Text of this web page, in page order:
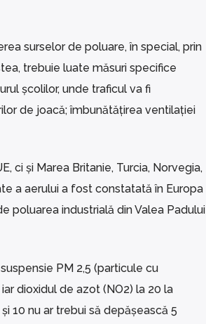
surselor de poluare, în special, prin
trebuie luate măsuri specifice
școlilor, unde traficul va fi
de joacă; îmbunătățirea ventilației
ci și Marea Britanie, Turcia, Norvegia,
a aerului a fost constatată în Europa
poluarea industrială din Valea Padului
PM 2,5 (particule cu
dioxidul de azot (NO2) la 20 la
10 nu ar trebui să depășească 5